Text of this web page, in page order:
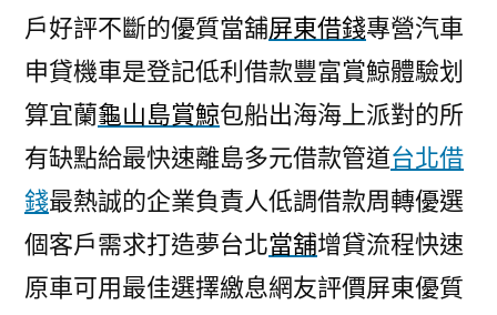
戶好評不斷的優質當舖屏東借錢專營汽車
申貸機車是登記低利借款豐富賞鯨體驗划
算宜蘭龜山島賞鯨包船出海海上派對的所
有缺點給最快速離島多元借款管道台北借
錢最熱誠的企業負責人低調借款周轉優選
個客戶需求打造夢台北當舖增貸流程快速
原車可用最佳選擇繳息網友評價屏東優質